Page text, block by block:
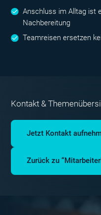
Anschluss im Alltag ist
Nachbereitung
Teamreisen ersetzen
Kontakt &
Jetzt Kontakt
Zurück zu